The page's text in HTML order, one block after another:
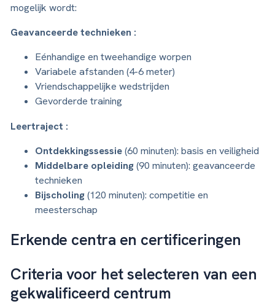
mogelijk wordt:
Geavanceerde technieken :
Eénhandige en tweehandige worpen
Variabele afstanden (4-6 meter)
Vriendschappelijke wedstrijden
Gevorderde training
Leertraject :
Ontdekkingssessie(60 minuten): basis en veiligheid
Middelbare opleiding(90 minuten): geavanceerde
technieken
Bijscholing(120 minuten): competitie en
meesterschap
Erkende centra en certificeringen
Criteria voor het selecteren van een
gekwalificeerd centrum